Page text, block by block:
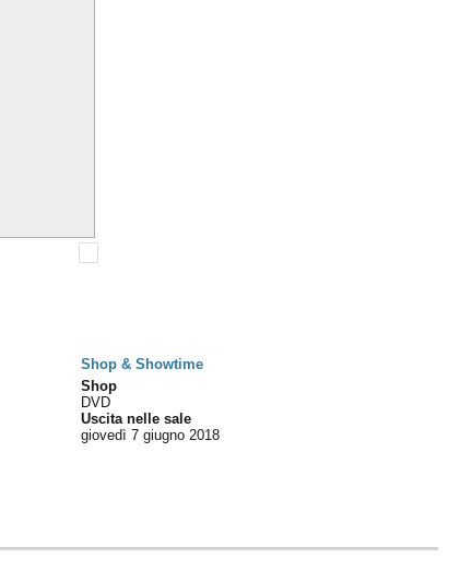
Shop & Showtime
Shop
DVD
Uscita nelle sale
giovedì 7 giugno 2018